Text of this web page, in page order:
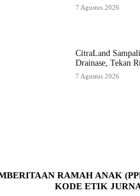
7 Agustus 2026
CitraLand
Drainase, Tekan
7 Agustus 2026
RAMAH ANAK
KODE ETIK